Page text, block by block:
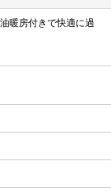
暖房付きで快適に過